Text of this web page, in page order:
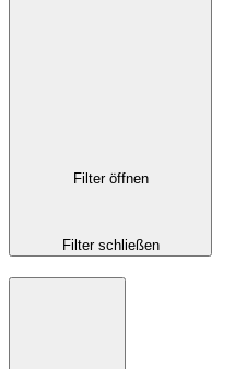
Filter öffnen
Filter schließen